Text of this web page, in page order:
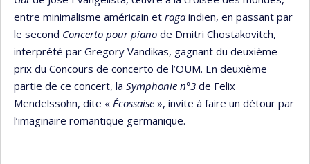
entre minimalisme américain et raga indien, en passant par
le second Concerto pour piano de Dmitri Chostakovitch,
interprété par Gregory Vandikas, gagnant du deuxième
prix du Concours de concerto de l’OUM. En deuxième
partie de ce concert, la Symphonie n°3 de Felix
Mendelssohn, dite « Écossaise », invite à faire un détour par
l’imaginaire romantique germanique.